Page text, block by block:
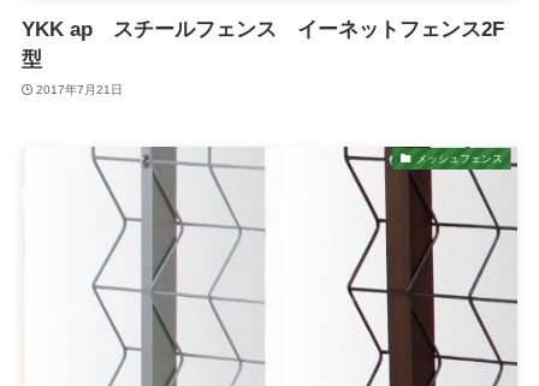
YKK ap スチールフェンス イーネットフェンス2F
型
2017年7月21日
メッシュフェンス